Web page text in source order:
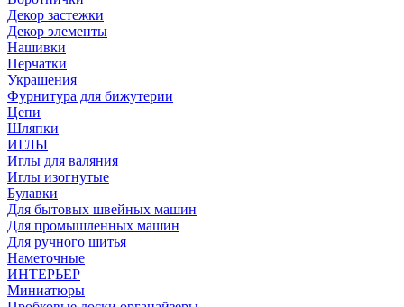
Декор застежки
Декор элементы
Нашивки
Перчатки
Украшения
Фурнитура для бижутерии
Цепи
Шляпки
ИГЛЫ
Иглы для валяния
Иглы изогнутые
Булавки
Для бытовых швейных машин
Для промышленных машин
Для ручного шитья
Наметочные
ИНТЕРЬЕР
Миниатюры